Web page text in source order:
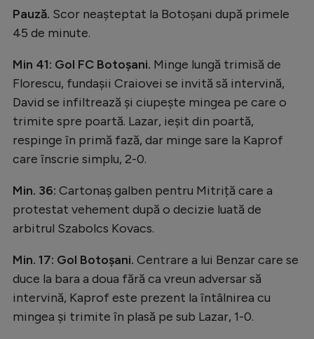
Pauză. Scor neașteptat la Botoșani după primele
45 de minute.
Min 41: Gol FC Botoșani. Minge lungă trimisă de
Florescu, fundașii Craiovei se invită să intervină,
David se infiltrează și ciupește mingea pe care o
trimite spre poartă. Lazar, ieșit din poartă,
respinge în primă fază, dar minge sare la Kaprof
care înscrie simplu, 2-0.
Min. 36: Cartonaș galben pentru Mitriță care a
protestat vehement după o decizie luată de
arbitrul Szabolcs Kovacs.
Min. 17: Gol Botoșani. Centrare a lui Benzar care se
duce la bara a doua fără ca vreun adversar să
intervină, Kaprof este prezent la întâlnirea cu
mingea și trimite în plasă pe sub Lazar, 1-0.